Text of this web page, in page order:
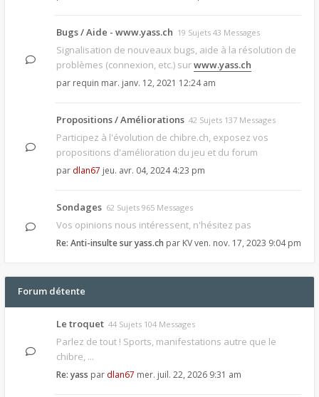
Bugs / Aide - www.yass.ch 19 Sujets 43 Messages
Signalisation de nouveaux bugs, aide à la résolution de
problèmes (connexion, etc.) surwww.yass.ch
par requin mar. janv. 12, 2021 12:24 am
Propositions / Améliorations 42 Sujets 137 Messages
Participez à l'évolution de chibre.ch, exposez vos
propositions d'amélioration du jeu et du forum
par dlan67 jeu. avr. 04, 2024 4:23 pm
Sondages 62 Sujets 965 Messages
Vos opinions nous intéressent, n'hésitez pas
Re: Anti-insulte sur yass.ch par KVven. nov. 17, 2023 9:04 pm
Forum détente
Le troquet 44 Sujets 104 Messages
Parlez de tout ! Sports, manifestations autre que le
chibre, ...
Re: yass par dlan67 mer. juil. 22, 2026 9:31 am